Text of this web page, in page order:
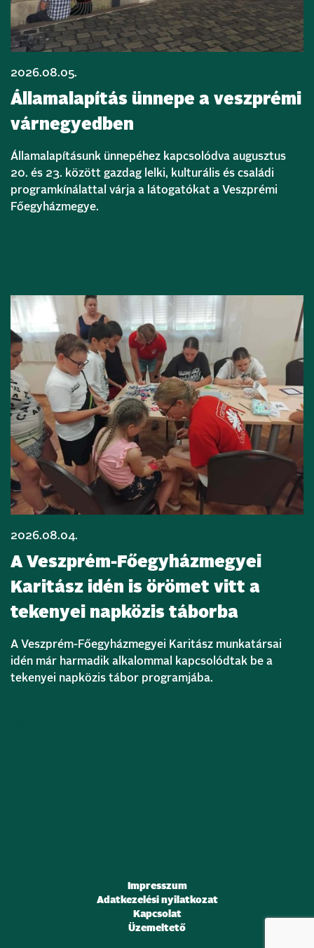
2026.08.05.
Államalapítás ünnepe a veszprémi
várnegyedben
Államalapításunk ünnepéhez kapcsolódva augusztus
20. és 23. között gazdag lelki, kulturális és családi
programkínálattal várja a látogatókat a Veszprémi
Főegyházmegye.
2026.08.04.
A Veszprém-Főegyházmegyei
Karitász idén is örömet vitt a
tekenyei napközis táborba
A Veszprém-Főegyházmegyei Karitász munkatársai
idén már harmadik alkalommal kapcsolódtak be a
tekenyei napközis tábor programjába.
Impresszum
Adatkezelési nyilatkozat
Kapcsolat
Üzemeltető